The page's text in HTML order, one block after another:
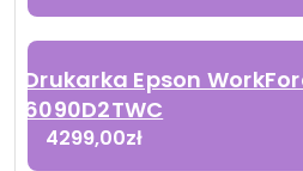
Drukarka Epson
6090D2TWC
4299,00zł